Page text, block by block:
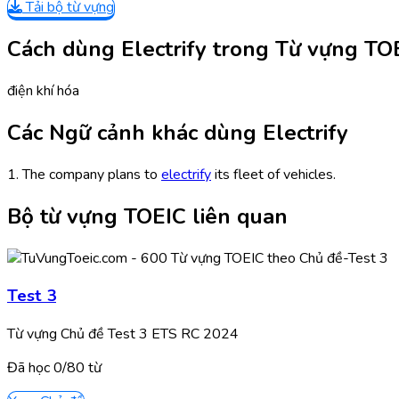
Tải bộ từ vựng
Cách dùng Electrify trong Từ vựng
điện khí hóa
Các Ngữ cảnh khác dùng Electrify
1. The company plans to electrifyits fleet of vehicles.
Bộ từ vựng TOEIC liên quan
Test 3
Từ vựng Chủ đề Test 3 ETS RC 2024
Đã học0/80 từ